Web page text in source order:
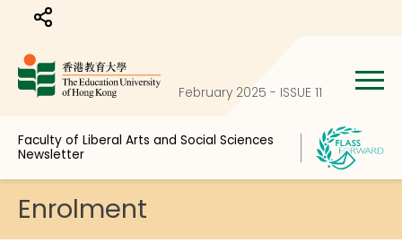
Share to
February 2025 - ISSUE 11
Faculty of Liberal Arts and Social Sciences
Newsletter
Enrolment